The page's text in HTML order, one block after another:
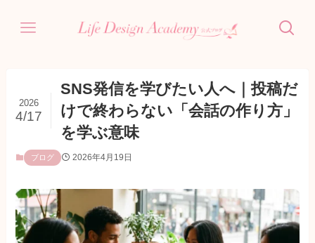
SNS発信を学びたい人へ｜投稿だ
けで終わらない「会話の作り方」
を学ぶ意味
2026
4/17
ブログ 2026年4月19日